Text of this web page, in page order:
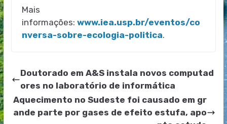
Mais
informações: www.iea.usp.br/eventos/co
nversa-sobre-ecologia-politica.
Doutorado em A&S instala novos computad
ores no laboratório de informática
Aquecimento no Sudeste foi causado em gr
ande parte por gases de efeito estufa, apo